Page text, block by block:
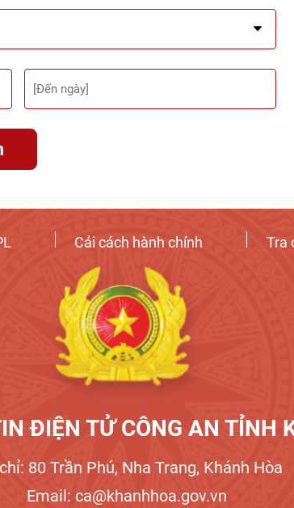
ĐIỆN TỬ CÔNG AN TỈNH
80 Trần Phú, Nha Trang, Khánh Hòa
Email: ca@khanhhoa.gov.vn
Cải cách hành chính Tra